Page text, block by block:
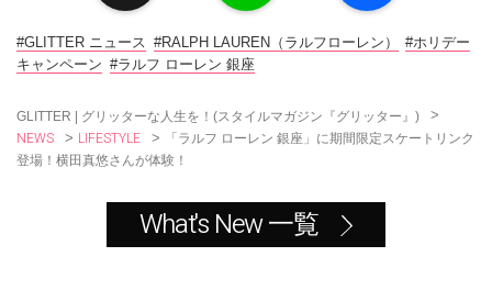
o
#GLITTER ニュース #RALPH LAUREN（ラルフローレン）
#ホリデー
キャンペーン #ラルフ ローレン 銀座
GLITTER | グリッターな人生を！(スタイルマガジン『グリッター』) >
NEWS > LIFESTYLE >
「ラルフ ローレン 銀座」に期間限定スケートリンク
登場！横田真悠さんが体験！
What's New 一覧